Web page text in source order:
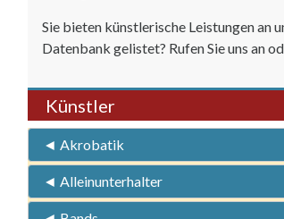
Sie bieten künstlerische Leistungen an
Datenbank gelistet? Rufen Sie uns an
Künstler
◄ Akrobatik
◄ Alleinunterhalter